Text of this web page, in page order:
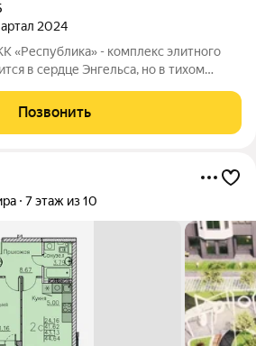
2024
«Республика» - комплекс элитного
в сердце Энгельса, но в тихом
сады, школы, торговый центр,
Позвонить
7 этаж из 10